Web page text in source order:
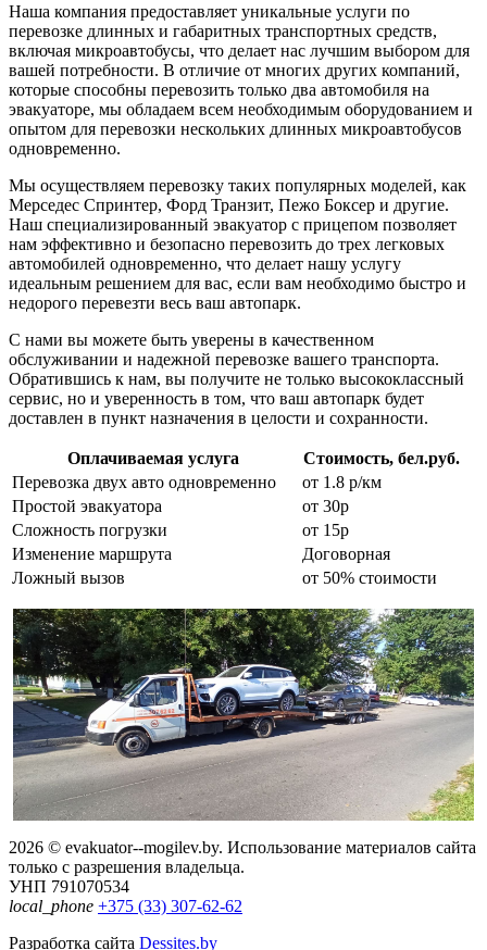
Наша компания предоставляет уникальные услуги по
перевозке длинных и габаритных транспортных средств,
включая микроавтобусы, что делает нас лучшим выбором для
вашей потребности. В отличие от многих других компаний,
которые способны перевозить только два автомобиля на
эвакуаторе, мы обладаем всем необходимым оборудованием и
опытом для перевозки нескольких длинных микроавтобусов
одновременно.
Мы осуществляем перевозку таких популярных моделей, как
Мерседес Спринтер, Форд Транзит, Пежо Боксер и другие.
Наш специализированный эвакуатор с прицепом позволяет
нам эффективно и безопасно перевозить до трех легковых
автомобилей одновременно, что делает нашу услугу
идеальным решением для вас, если вам необходимо быстро и
недорого перевезти весь ваш автопарк.
С нами вы можете быть уверены в качественном
обслуживании и надежной перевозке вашего транспорта.
Обратившись к нам, вы получите не только высококлассный
сервис, но и уверенность в том, что ваш автопарк будет
доставлен в пункт назначения в целости и сохранности.
Оплачиваемая услуга
Стоимость, бел.руб.
Перевозка двух авто одновременно
от 1.8 р/км
Простой эвакуатора
от 30р
Сложность погрузки
от 15р
Изменение маршрута
Договорная
Ложный вызов
от 50% стоимости
2026 © evakuator--mogilev.by. Использование материалов сайта
только с разрешения владельца.
УНП 791070534
local_phone +375 (33) 307-62-62
Разработка сайта Dessites.by